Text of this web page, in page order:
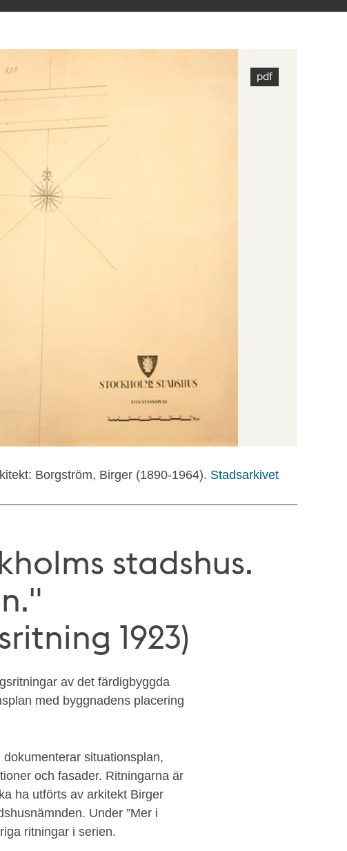
Borgström, Birger (1890-1964). Stadsarkivet
stadshus.
1923)
av det färdigbyggda
med byggnadens placering
situationsplan,
och fasader. Ritningarna är
ha utförts av arkitekt Birger
Under ”Mer i
ritningar i serien.